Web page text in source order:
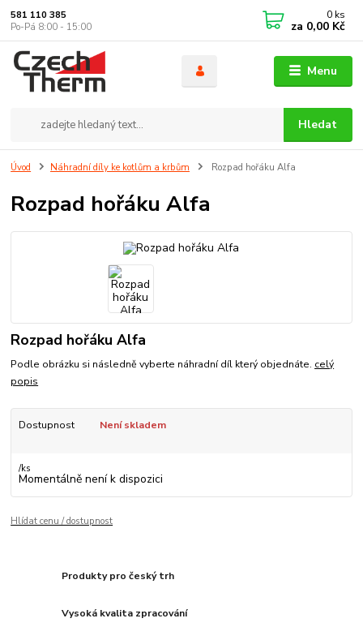
Menu
Hledat
581 110 385
Po-Pá 8:00 - 15:00
0 ks
za 0,00 Kč
Úvod Náhradní díly ke kotlům a krbům Rozpad hořáku Alfa
Rozpad hořáku Alfa
Rozpad hořáku Alfa
Podle obrázku si následně vyberte náhradní díl který objednáte. celý
popis
Dostupnost Není skladem
/ks
Momentálně není k dispozici
Hlídat cenu / dostupnost
Produkty pro český trh
Vysoká kvalita zpracování